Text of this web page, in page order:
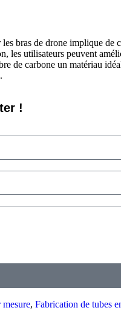
bras de drone implique de
les utilisateurs peuvent
de carbone un matériau
!
, Fabrication de tubes